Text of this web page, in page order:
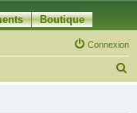
Boutique
Connexion